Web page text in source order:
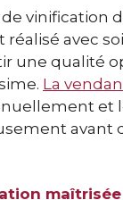
vinification
réalisé avec
une qualité
La
et
avant
maîtrisée